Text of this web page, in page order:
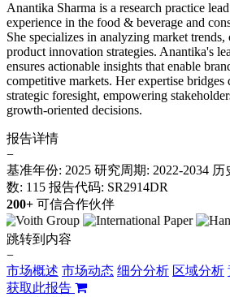
Anantika Sharma is a research practice
experience in the food & beverage and
She specializes in analyzing market trends,
product innovation strategies. Anantika's
ensures actionable insights that enable
competitive markets. Her expertise bridges
strategic foresight, empowering
growth-oriented decisions.
报告详情
−
基准年份: 2025 研究周期: 2022-2034 历
数: 115 报告代码: SR2914DR
200+ 可信合作伙伴
跳转到内容
−
市场概述 市场动态 细分分析 区域分析
获取此报告